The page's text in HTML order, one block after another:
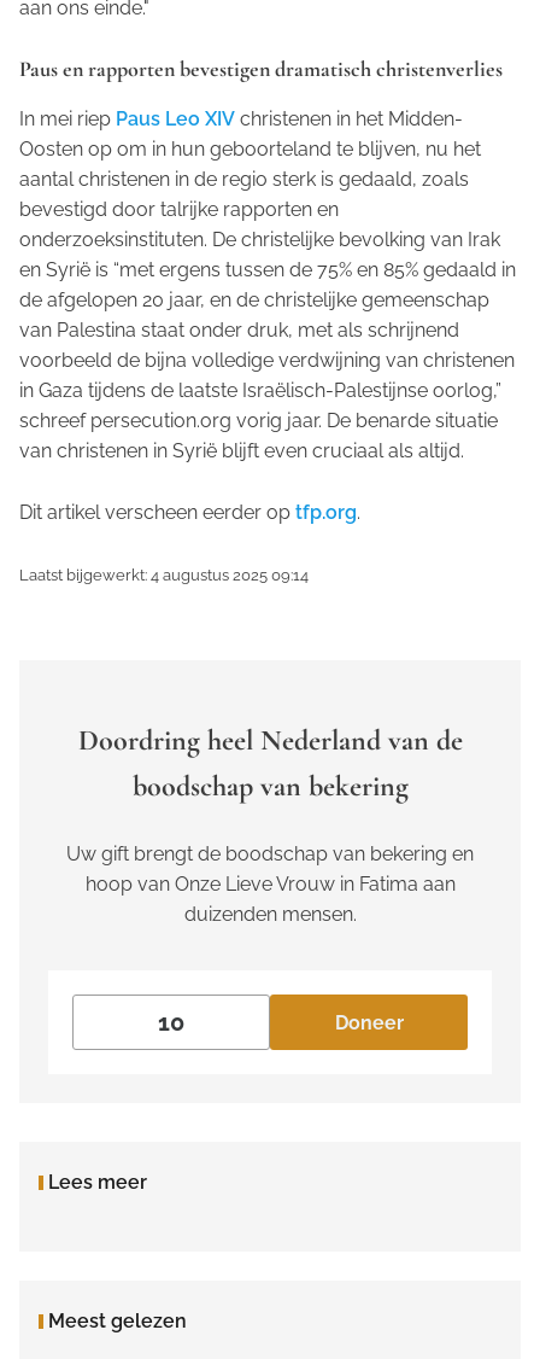
aan ons einde."
Paus en rapporten bevestigen dramatisch christenverlies
In mei riep Paus Leo XIV christenen in het Midden-
Oosten op om in hun geboorteland te blijven, nu het
aantal christenen in de regio sterk is gedaald, zoals
bevestigd door talrijke rapporten en
onderzoeksinstituten. De christelijke bevolking van Irak
en Syrië is “met ergens tussen de 75% en 85% gedaald in
de afgelopen 20 jaar, en de christelijke gemeenschap
van Palestina staat onder druk, met als schrijnend
voorbeeld de bijna volledige verdwijning van christenen
in Gaza tijdens de laatste Israëlisch-Palestijnse oorlog,”
schreef persecution.org vorig jaar. De benarde situatie
van christenen in Syrië blijft even cruciaal als altijd.
Dit artikel verscheen eerder op tfp.org.
Laatst bijgewerkt: 4 augustus 2025 09:14
Doordring heel Nederland van de
boodschap van bekering
Uw gift brengt de boodschap van bekering en
hoop van Onze Lieve Vrouw in Fatima aan
duizenden mensen.
Doneer
Lees meer
Meest gelezen